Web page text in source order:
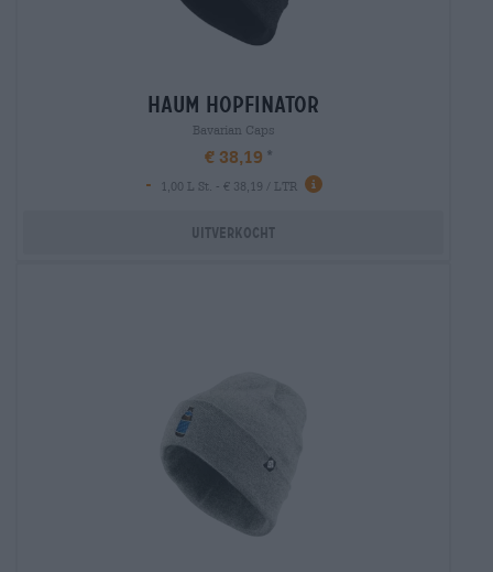
haum hopfinator
Bavarian Caps
€ 38,19
-
1,00 L St. - € 38,19 / LTR
Uitverkocht